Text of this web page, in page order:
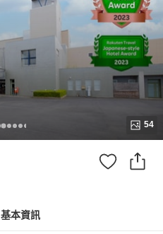
54
基本資訊